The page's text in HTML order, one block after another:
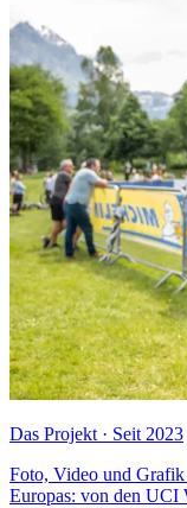
Das Projekt · Seit 2023
Foto, Video und Grafik
Europas: von den UCI